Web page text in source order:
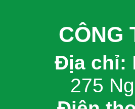
CÔNG
Địa chỉ:
275